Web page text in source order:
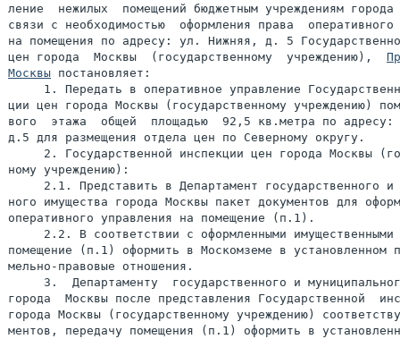
ление  нежилых  помещений бюджетным учреждениям
связи с необходимостью  оформления права  оперативного
на помещения по адресу: ул. Нижняя, д. 5
цен города  Москвы  (государственному  учреждению),
Москвы постановляет:
1. Передать в оперативное управление
ции цен города Москвы (государственному учреждению)
вого  этажа  общей  площадью  92,5 кв.метра по
д.5 для размещения отдела цен по Северному округу.
2. Государственной инспекции цен города Москвы
ному учреждению):
2.1. Представить в Департамент государственного и
ного имущества города Москвы пакет документов для
оперативного управления на помещение (п.1).
2.2. В соответствии с оформленными имущественными
помещение (п.1) оформить в Москомземе в установленном
мельно-правовые отношения.
3.  Департаменту  государственного и
города  Москвы после представления Государственной
города Москвы (государственному учреждению)
ментов, передачу помещения (п.1) оформить в